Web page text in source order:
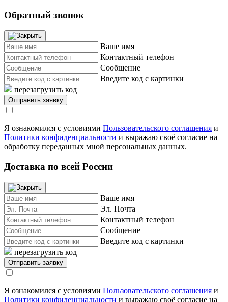
Обратный звонок
Ваше имя
Контактный телефон
Сообщение
Введите код с картинки
перезагрузить код
Я ознакомился с условиями Пользовательского соглашения и
Политики конфиденциальности и выражаю своё согласие на
обработку переданных мной персональных данных.
Доставка по всей России
Ваше имя
Эл. Почта
Контактный телефон
Сообщение
Введите код с картинки
перезагрузить код
Я ознакомился с условиями Пользовательского соглашения и
Политики конфиденциальности и выражаю своё согласие на